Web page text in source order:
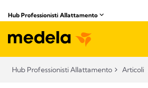
Hub Professionisti Allattamento​
Hub Professionisti Allattamento​ Articoli​